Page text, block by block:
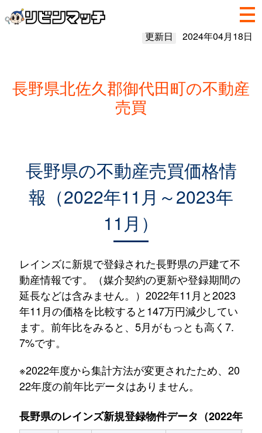
更新日 2024年04月18日
長野県北佐久郡御代田町の不動産
売買
長野県の不動産売買価格情
報（2022年11月～2023年
11月）
レインズに新規で登録された長野県の戸建て不
動産情報です。（媒介契約の更新や登録期間の
延長などは含みません。）2022年11月と2023
年11月の価格を比較すると147万円減少してい
ます。前年比をみると、5月がもっとも高く7.
7%です。
※2022年度から集計方法が変更されたため、20
22年度の前年比データはありません。
長野県のレインズ新規登録物件データ（2022年11